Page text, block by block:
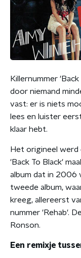
Killernummer
door niemand
vast: er is niets
lees en luister
klaar hebt.
Het origineel
'Back To Black'
album dat in 2006
tweede album,
kreeg, allereerst
nummer 'Rehab'.
Ronson.
Een remixje